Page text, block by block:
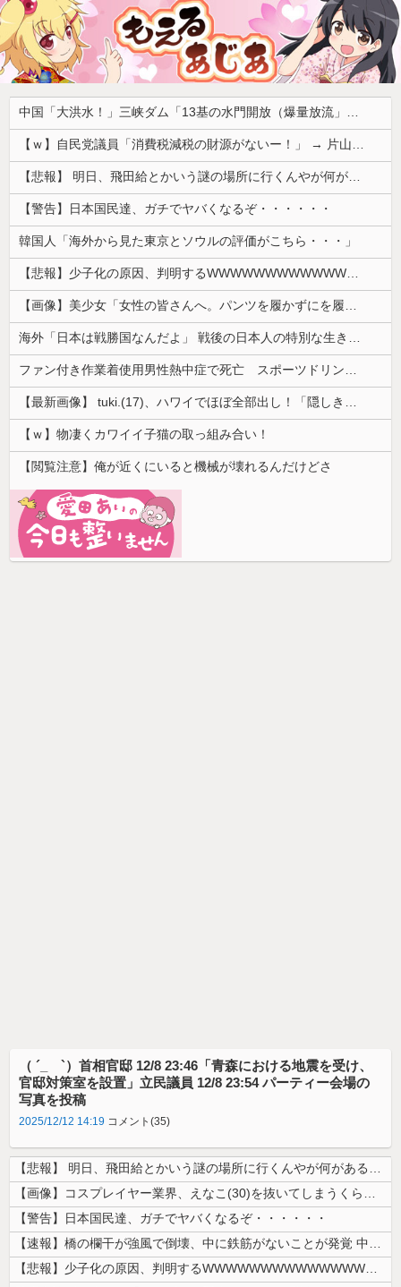
中国「大洪水！」三峡ダム「13基の水門開放（爆量放流」中国都市「三峡上流で豪雨！（三峡下流で水害」長江と黄河「同時氾濫危機」台風13号「中国本土上陸（画像」→
【ｗ】自民党議員「消費税減税の財源がないー！」 → 片山財務相、財源の心配は１ミリもいらない！と主張 ｗｗｗｗｗｗｗｗｗｗｗｗｗｗ
【悲報】 明日、飛田給とかいう謎の場所に行くんやが何があるんや????・・・・・・・・・
【警告】日本国民達、ガチでヤバくなるぞ・・・・・・
韓国人「海外から見た東京とソウルの評価がこちら・・・」
【悲報】少子化の原因、判明するWWWWWWWWWWWWWWWW
【画像】美少女「女性の皆さんへ。パンツを履かずにを履いてみてください」
海外「日本は戦勝国なんだよ」 戦後の日本人の特別な生き様に各国から称賛の声
ファン付き作業着使用男性熱中症で死亡 スポーツドリンクやゼリー飲料持参も
【最新画像】 tuki.(17)、ハワイでほぼ全部出し！「隠しきれない美貌」とSNSざわつく
【ｗ】物凄くカワイイ子猫の取っ組み合い！
【閲覧注意】俺が近くにいると機械が壊れるんだけどさ
（ ´_ゝ`）首相官邸 12/8 23:46「青森における地震を受け、
官邸対策室を設置」立民議員 12/8 23:54 パーティー会場の
写真を投稿
2025/12/12 14:19 コメント(35)
【悲報】 明日、飛田給とかいう謎の場所に行くんやが何があるんや????...
【画像】コスプレイヤー業界、えなこ(30)を抜いてしまうくらい人気の2...
【警告】日本国民達、ガチでヤバくなるぞ・・・・・・
【速報】橋の欄干が強風で倒壊、中に鉄筋がないことが発覚 中国当局「接着...
【悲報】少子化の原因、判明するWWWWWWWWWWWWWWWW